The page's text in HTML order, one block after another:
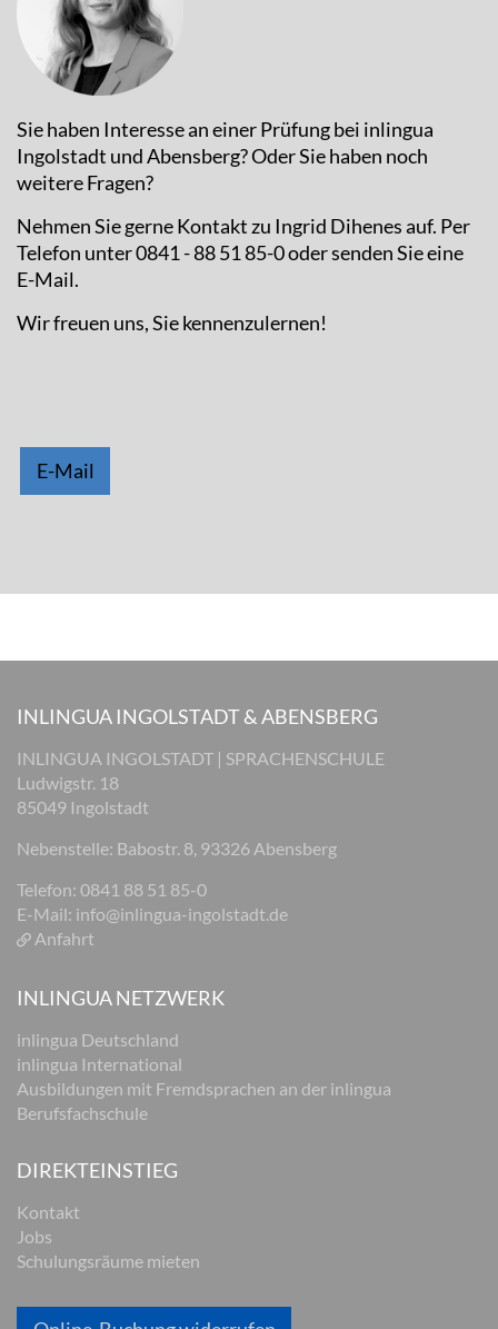
Sie haben Interesse an einer Prüfung bei inlingua
Ingolstadt und Abensberg? Oder Sie haben noch
weitere Fragen?
Nehmen Sie gerne Kontakt zu Ingrid Dihenes auf. Per
Telefon unter 0841 - 88 51 85-0 oder senden Sie eine
E-Mail.
Wir freuen uns, Sie kennenzulernen!
E-Mail
INLINGUA INGOLSTADT & ABENSBERG
INLINGUA INGOLSTADT | SPRACHENSCHULE
Ludwigstr. 18
85049 Ingolstadt
Nebenstelle: Babostr. 8, 93326 Abensberg
Telefon: 0841 88 51 85-0
E-Mail: info@inlingua-ingolstadt.de
Anfahrt
INLINGUA NETZWERK
inlingua Deutschland
inlingua International
Ausbildungen mit Fremdsprachen an der inlingua
Berufsfachschule
DIREKTEINSTIEG
Kontakt
Jobs
Schulungsräume mieten